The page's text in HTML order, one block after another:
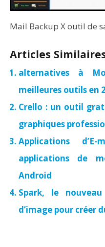
Mail Backup X outil de
Articles
alternatives à
meilleures outils en
Crello : un outil
graphiques
Applications
applications de
Android
Spark, le
d’image pour créer